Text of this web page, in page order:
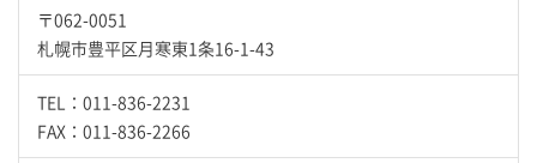
〒062-0051
札幌市豊平区月寒東1条16-1-43
TEL：011-836-2231
FAX：011-836-2266